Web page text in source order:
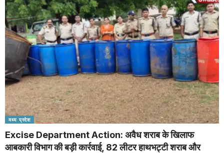
मध्य प्रदेश
Excise Department Action: अवैध शराब के खिलाफ
आबकारी विभाग की बड़ी कार्रवाई, 82 लीटर हाथभट्टी शराब और